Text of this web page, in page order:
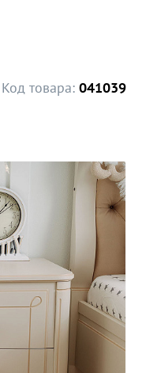
Код товара: 041039